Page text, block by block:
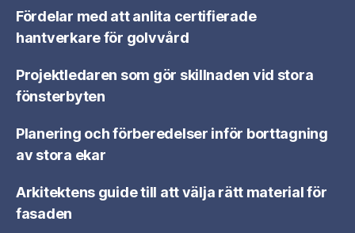
Fördelar med att anlita certifierade
hantverkare för golvvård
Projektledaren som gör skillnaden vid stora
fönsterbyten
Planering och förberedelser inför borttagning
av stora ekar
Arkitektens guide till att välja rätt material för
fasaden